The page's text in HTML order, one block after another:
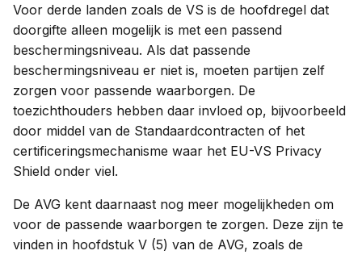
Voor derde landen zoals de VS is de hoofdregel dat
doorgifte alleen mogelijk is met een passend
beschermingsniveau. Als dat passende
beschermingsniveau er niet is, moeten partijen zelf
zorgen voor passende waarborgen. De
toezichthouders hebben daar invloed op, bijvoorbeeld
door middel van de Standaardcontracten of het
certificeringsmechanisme waar het EU-VS Privacy
Shield onder viel.
De AVG kent daarnaast nog meer mogelijkheden om
voor de passende waarborgen te zorgen. Deze zijn te
vinden in hoofdstuk V (5) van de AVG, zoals de